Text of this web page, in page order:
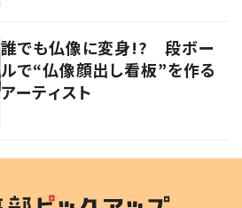
誰でも仏像に変身!? 段ボー
ルで“仏像顔出し看板”を作る
アーティスト